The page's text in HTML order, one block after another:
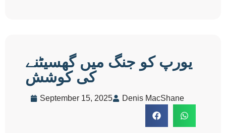
یورپ کو جنگ میں گھسیٹنے
کی کوشش
September 15, 2025 Denis MacShane